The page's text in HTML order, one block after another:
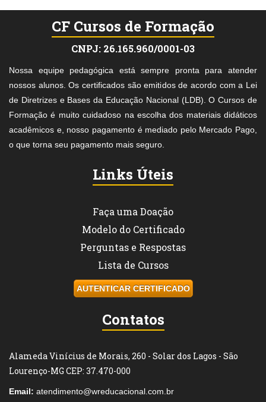
CF Cursos de Formação
CNPJ: 26.165.960/0001-03
Nossa equipe pedagógica está sempre pronta para atender
nossos alunos. Os certificados são emitidos de acordo com a Lei
de Diretrizes e Bases da Educação Nacional (LDB). O Cursos de
Formação é muito cuidadoso na escolha dos materiais didáticos
acadêmicos e, nosso pagamento é mediado pelo Mercado Pago,
o que torna seu pagamento mais seguro.
Links Úteis
Faça uma Doação
Modelo do Certificado
Perguntas e Respostas
Lista de Cursos
AUTENTICAR CERTIFICADO
Contatos
Alameda Vinícius de Morais, 260 - Solar dos Lagos - São
Lourenço-MG CEP: 37.470-000
Email: atendimento@wreducacional.com.br